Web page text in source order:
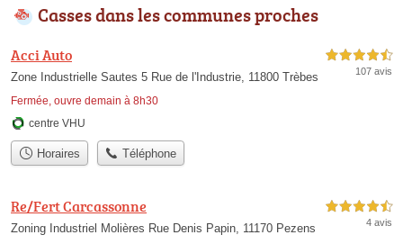
Casses dans les communes proches
Acci Auto
Zone Industrielle Sautes 5 Rue de l'Industrie, 11800 Trèbes
Fermée, ouvre demain à 8h30
4,5 étoiles sur 5
107 avis
centre VHU
Horaires Téléphone
Re/Fert Carcassonne
Zoning Industriel Molières Rue Denis Papin, 11170 Pezens
4,5 étoiles sur 5
4 avis